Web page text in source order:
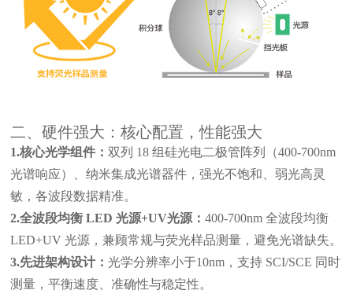
二、硬件强大：核心配置，性能强大
1.核心光学组件：双列 18 组硅光电二极管阵列（400-700nm
光谱响应）、纳米集成光谱器件，强光不饱和、弱光高灵
敏，各波段数据精准。
2.全波段均衡 LED 光源+UV光源：400-700nm 全波段均衡
LED+UV 光源，兼顾常规与荧光样品测量，避免光谱缺失。
3.先进架构设计：光学分辨率小于10nm，支持 SCI/SCE 同时
测量，平衡速度、准确性与稳定性。